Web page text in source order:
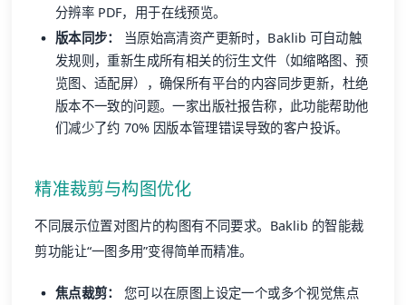
分辨率 PDF，用于在线预览。
版本同步：
当原始高清资产更新时，Baklib 可自动触
发规则，重新生成所有相关的衍生文件（如缩略图、预
览图、适配屏），确保所有平台的内容同步更新，杜绝
版本不一致的问题。一家出版社报告称，此功能帮助他
们减少了约 70% 因版本管理错误导致的客户投诉。
精准裁剪与构图优化
不同展示位置对图片的构图有不同要求。Baklib 的智能裁
剪功能让“一图多用”变得简单而精准。
焦点裁剪：
您可以在原图上设定一个或多个视觉焦点